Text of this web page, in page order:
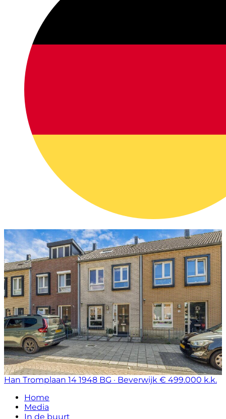
Han Tromplaan 14 1948 BG · Beverwijk € 499.000 k.k.
Home
Media
In de buurt